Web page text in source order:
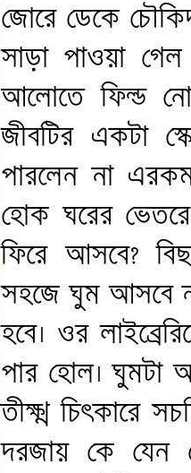
জোরে ডেকে
সাড়া পাওয়া
আলোতে ফিল্ড
জীবটির একটা
পারলেন না
হোক ঘরের
ফিরে আসবে?
সহজে ঘুম আসবে
হবে। ওর
পার হোল।
তীক্ষ্ণ চিৎকারে
দরজায় কে যেন